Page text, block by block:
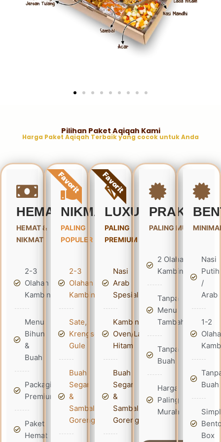
Pilihan Paket Aqiqah Kami
Harga Paket Aqiqah Terbaik yang cocok untuk Anda
HEMAT
HEMAT &
NIKMAT
2-3
Olahan
Kambing
Menu
Bihun
&
Buah
Packaging
Premium
Paket
Hemat
NIKMAT
PALING
POPULER
2-3
Olahan
Kambing
Sate,
Krengseng,
Gule
Buah
Segar
&
Sambal
Goreng
Favorit
LUXURY
PALING
PREMIUM
Nasi
Arab
Spesial
Kambing
Oven/Lada
Hitam
Buah
Segar
&
Sambal
Goreng
Favorit
PRAKTIS
PALING MURAH
2 Olahan
Kambing
Tanpa
Menu
Tambahan
Tanpa
Buah
Harga
Paling
Murah
Nasi
Putih
/
Arab
1-2
Buah
Box